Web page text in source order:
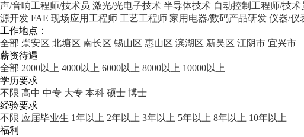
声/音响工程师/技术员 激光/光电子技术 半导体技术 自动控制工程师/技术
源开发 FAE 现场应用工程师 工艺工程师 家用电器/数码产品研发 仪器/仪
工作地点：
全部 崇安区 北塘区 南长区 锡山区 惠山区 滨湖区 新吴区 江阴市 宜兴市
薪资待遇
全部 2000以上 4000以上 6000以上 8000以上 10000以上
学历要求
不限 高中 中专 大专 本科 硕士 博士
经验要求
不限 应届毕业生 1年以上 2年以上 3年以上 5年以上 8年以上 10年以上
福利